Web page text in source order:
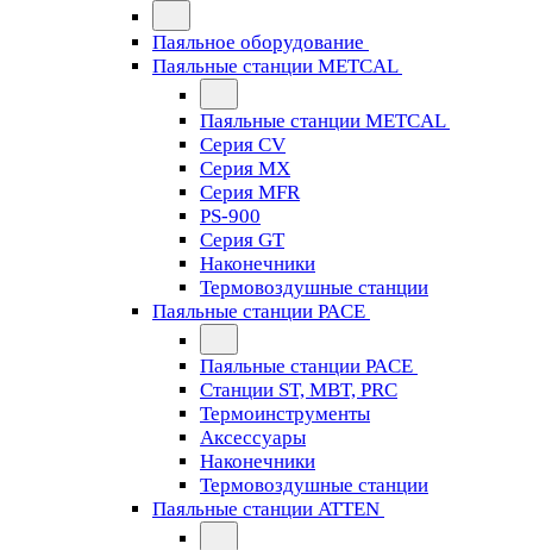
Паяльное оборудование
Паяльные станции METCAL
Паяльные станции METCAL
Серия CV
Серия MX
Серия MFR
PS-900
Серия GT
Наконечники
Термовоздушные станции
Паяльные станции PACE
Паяльные станции PACE
Станции ST, MBT, PRC
Термоинструменты
Аксессуары
Наконечники
Термовоздушные станции
Паяльные станции ATTEN